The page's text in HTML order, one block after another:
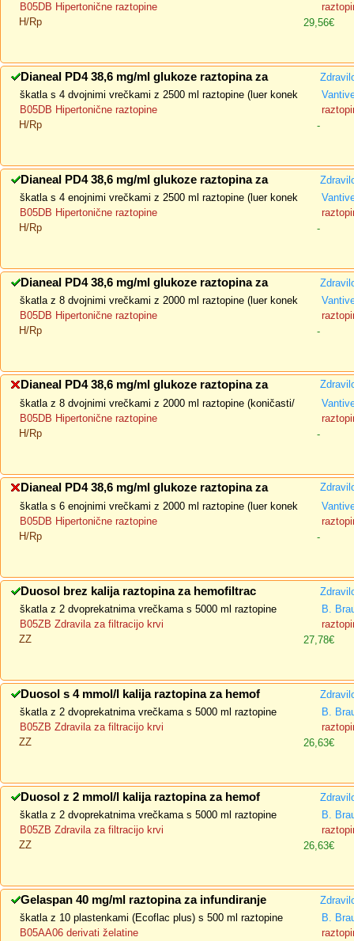
B05DB Hipertonične raztopine
H/Rp
29,56€
Dianeal PD4 38,6 mg/ml glukoze raztopina za
škatla s 4 dvojnimi vrečkami z 2500 ml raztopine (luer konek
B05DB Hipertonične raztopine
H/Rp
-
Dianeal PD4 38,6 mg/ml glukoze raztopina za
škatla s 4 enojnimi vrečkami z 2500 ml raztopine (luer konek
B05DB Hipertonične raztopine
H/Rp
-
Dianeal PD4 38,6 mg/ml glukoze raztopina za
škatla z 8 dvojnimi vrečkami z 2000 ml raztopine (luer konek
B05DB Hipertonične raztopine
H/Rp
-
Dianeal PD4 38,6 mg/ml glukoze raztopina za
škatla z 8 dvojnimi vrečkami z 2000 ml raztopine (koničasti/
B05DB Hipertonične raztopine
H/Rp
-
Dianeal PD4 38,6 mg/ml glukoze raztopina za
škatla s 6 enojnimi vrečkami z 2000 ml raztopine (luer konek
B05DB Hipertonične raztopine
H/Rp
-
Duosol brez kalija raztopina za hemofiltrac
škatla z 2 dvoprekatnima vrečkama s 5000 ml raztopine
B.
B05ZB Zdravila za filtracijo krvi
ZZ
27,78€
Duosol s 4 mmol/l kalija raztopina za hemof
škatla z 2 dvoprekatnima vrečkama s 5000 ml raztopine
B.
B05ZB Zdravila za filtracijo krvi
ZZ
26,63€
Duosol z 2 mmol/l kalija raztopina za hemof
škatla z 2 dvoprekatnima vrečkama s 5000 ml raztopine
B.
B05ZB Zdravila za filtracijo krvi
ZZ
26,63€
Gelaspan 40 mg/ml raztopina za infundiranje
škatla z 10 plastenkami (Ecoflac plus) s 500 ml raztopine
B.
B05AA06 derivati želatine